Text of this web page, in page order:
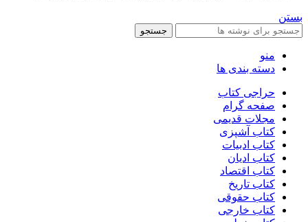
بستن
جستجو
منو
دسته بندی ها
حراجی کتاب
صفحه گرام
مجلات قدیمی
کتاب آشپزی
کتاب ادبیات
کتاب ادیان
کتاب اقتصاد
کتاب تاریخ
کتاب حقوقی
کتاب خارجی